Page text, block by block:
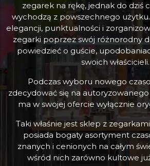
zegarek na rękę, jednak do dziś
wychodzą z powszechnego
elegancji, punktualności i
zegarki poprzez swój różnorodny
powiedzieć o guście,
swoich właścicieli.
Podczas wyboru nowego
zdecydować się na
ma w swojej ofercie wyłącznie
Taki właśnie jest sklep z
posiada bogaty asortyment
znanych i cenionych na całym
wśród nich zarówno kultowe